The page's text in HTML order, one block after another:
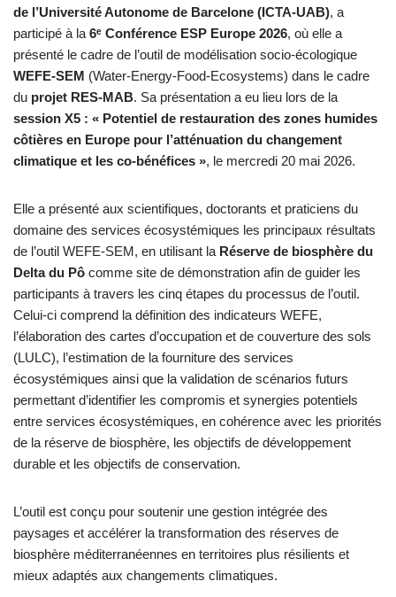
de l’Université Autonome de Barcelone (ICTA-UAB), a
participé à la 6ᵉ Conférence ESP Europe 2026, où elle a
présenté le cadre de l’outil de modélisation socio-écologique
WEFE-SEM (Water-Energy-Food-Ecosystems) dans le cadre
du projet RES-MAB. Sa présentation a eu lieu lors de la
session X5 : « Potentiel de restauration des zones humides
côtières en Europe pour l’atténuation du changement
climatique et les co-bénéfices », le mercredi 20 mai 2026.
Elle a présenté aux scientifiques, doctorants et praticiens du
domaine des services écosystémiques les principaux résultats
de l’outil WEFE-SEM, en utilisant la Réserve de biosphère du
Delta du Pô comme site de démonstration afin de guider les
participants à travers les cinq étapes du processus de l’outil.
Celui-ci comprend la définition des indicateurs WEFE,
l’élaboration des cartes d’occupation et de couverture des sols
(LULC), l’estimation de la fourniture des services
écosystémiques ainsi que la validation de scénarios futurs
permettant d’identifier les compromis et synergies potentiels
entre services écosystémiques, en cohérence avec les priorités
de la réserve de biosphère, les objectifs de développement
durable et les objectifs de conservation.
L’outil est conçu pour soutenir une gestion intégrée des
paysages et accélérer la transformation des réserves de
biosphère méditerranéennes en territoires plus résilients et
mieux adaptés aux changements climatiques.